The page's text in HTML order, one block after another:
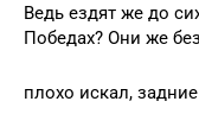
Ведь ездят же до
Победах? Они же
плохо искал,